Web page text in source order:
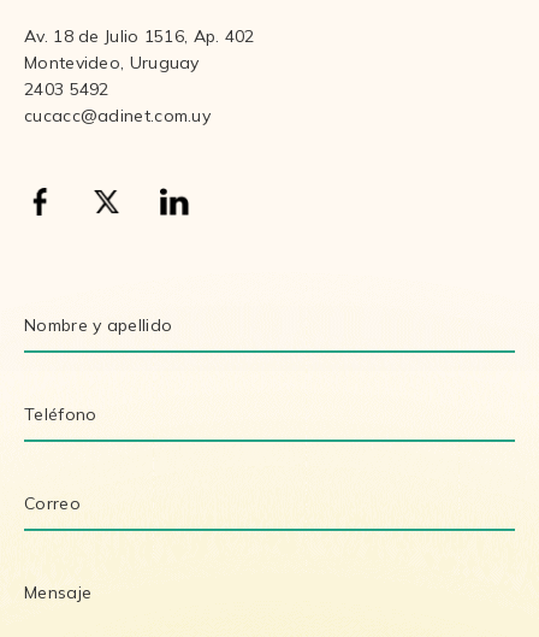
Av. 18 de Julio 1516, Ap. 402
Montevideo, Uruguay
2403 5492
cucacc@adinet.com.uy